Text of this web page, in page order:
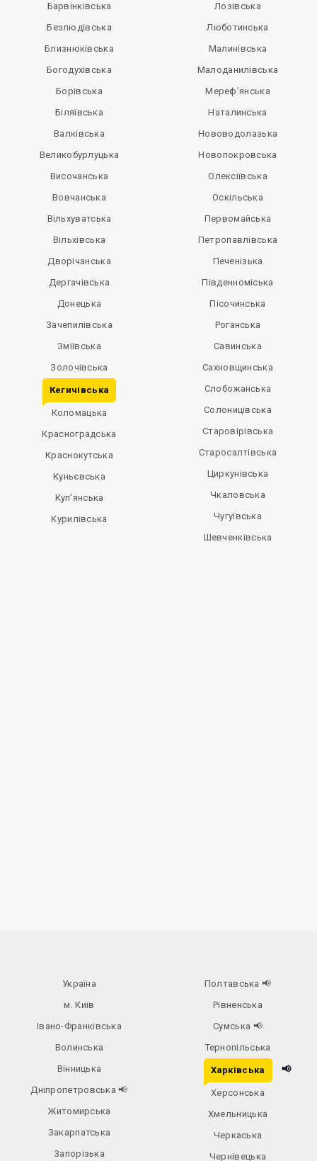
Барвінківська
Безлюдівська
Близнюківська
Богодухівська
Борівська
Біляївська
Валківська
Великобурлуцька
Височанська
Вовчанська
Вільхуватська
Вільхівська
Дворічанська
Дергачівська
Донецька
Зачепилівська
Зміївська
Золочівська
Кегичівська
Коломацька
Красноградська
Краснокутська
Куньєвська
Куп’янська
Курилівська
Лозівська
Люботинська
Малинівська
Малоданилівська
Мереф’янська
Наталинська
Нововодолазька
Новопокровська
Олексіївська
Оскільська
Первомайська
Петропавлівська
Печенізька
Південноміська
Пісочинська
Роганська
Савинська
Сахновщинська
Слобожанська
Солоницівська
Старовірівська
Старосалтівська
Циркунівська
Чкаловська
Чугуївська
Шевченківська
Україна
м. Київ
Івано-Франківська
Волинська
Вінницька
Дніпропетровська📢
Житомирська
Закарпатська
Запорізька
Полтавська 📢
Рівненська
Сумська 📢
Тернопільська
Харківська 📢
Херсонська
Хмельницька
Черкаська
Чернівецька